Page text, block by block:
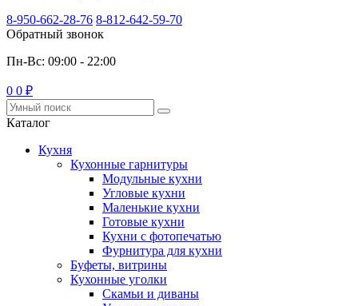
8-950-662-28-76 8-812-642-59-70
Обратный звонок
Пн-Вс: 09:00 - 22:00
0 0 ₽
Каталог
Кухня
Кухонные гарнитуры
Модульные кухни
Угловые кухни
Маленькие кухни
Готовые кухни
Кухни с фотопечатью
Фурнитура для кухни
Буфеты, витрины
Кухонные уголки
Скамьи и диваны